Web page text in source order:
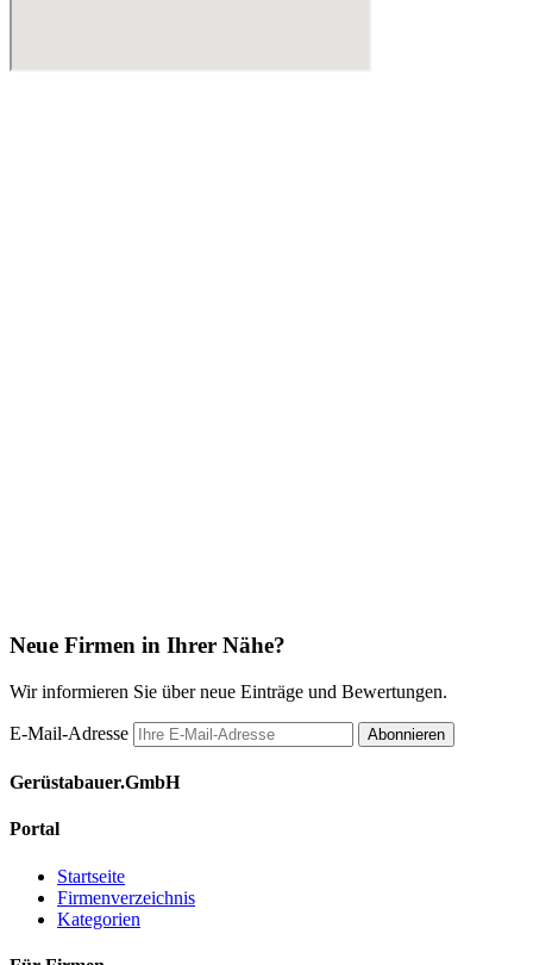
Neue Firmen in Ihrer Nähe?
Wir informieren Sie über neue Einträge und Bewertungen.
E-Mail-Adresse Abonnieren
Gerüstabauer.GmbH
Portal
Startseite
Firmenverzeichnis
Kategorien